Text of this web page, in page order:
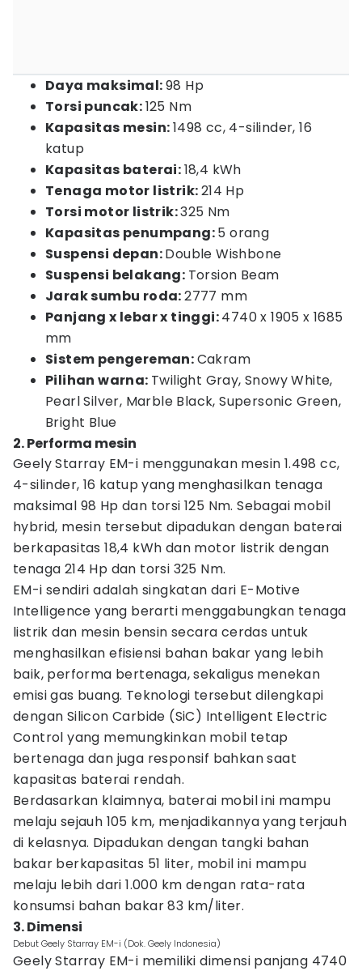
Daya maksimal:98 Hp
Torsi puncak:125 Nm
Kapasitas mesin:1498 cc, 4-silinder, 16
katup
Kapasitas baterai:18,4 kWh
Tenaga motor listrik:214 Hp
Torsi motor listrik:325 Nm
Kapasitas penumpang:5 orang
Suspensi depan:Double Wishbone
Suspensi belakang: Torsion Beam
Jarak sumbu roda:2777 mm
Panjang x lebar x tinggi:4740 x 1905 x 1685
mm
Sistem pengereman:Cakram
Pilihan warna: Twilight Gray, Snowy White,
Pearl Silver, Marble Black, Supersonic Green,
Bright Blue
2. Performa mesin
Geely Starray EM-i menggunakan mesin 1.498 cc,
4-silinder, 16 katup yang menghasilkan tenaga
maksimal 98 Hp dan torsi 125 Nm. Sebagai mobil
hybrid, mesin tersebut dipadukan dengan baterai
berkapasitas 18,4 kWh dan motor listrik dengan
tenaga 214 Hp dan torsi 325 Nm.
EM-i sendiri adalah singkatan dari E-Motive
Intelligence yang berarti menggabungkan tenaga
listrik dan mesin bensin secara cerdas untuk
menghasilkan efisiensi bahan bakar yang lebih
baik, performa bertenaga, sekaligus menekan
emisi gas buang. Teknologi tersebut dilengkapi
dengan Silicon Carbide (SiC) Intelligent Electric
Control yang memungkinkan mobil tetap
bertenaga dan juga responsif bahkan saat
kapasitas baterai rendah.
Berdasarkan klaimnya, baterai mobil ini mampu
melaju sejauh 105 km, menjadikannya yang terjauh
di kelasnya. Dipadukan dengan tangki bahan
bakar berkapasitas 51 liter, mobil ini mampu
melaju lebih dari 1.000 km dengan rata-rata
konsumsi bahan bakar 83 km/liter.
3. Dimensi
Debut Geely Starray EM-i (Dok. Geely Indonesia)
Geely Starray EM-i memiliki dimensi panjang 4740